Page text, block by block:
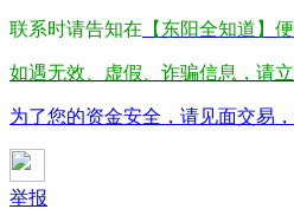
联系时请告知在 【东阳全知道】
如遇无效、虚假、诈骗信息，请
为了您的资金安全，请见面交易
举报